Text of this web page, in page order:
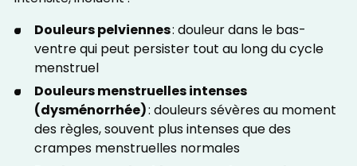
Douleurs pelviennes: douleur dans le bas-
ventre qui peut persister tout au long du cycle
menstruel
Douleurs menstruelles intenses
(dysménorrhée): douleurs sévères au moment
des règles, souvent plus intenses que des
crampes menstruelles normales